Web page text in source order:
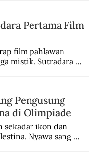
penutur
itu.
Pertama Film
film pahlawan
mistik. Sutradara
Pengusung
di Olimpiade
sekadar ikon dan
Nyawa sang